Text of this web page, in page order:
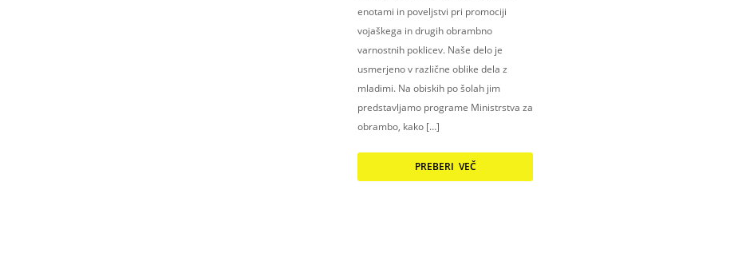
enotami in poveljstvi pri promociji
vojaškega in drugih obrambno
varnostnih poklicev. Naše delo je
usmerjeno v različne oblike dela z
mladimi. Na obiskih po šolah jim
predstavljamo programe Ministrstva za
obrambo, kako […]
PREBERI VEČ